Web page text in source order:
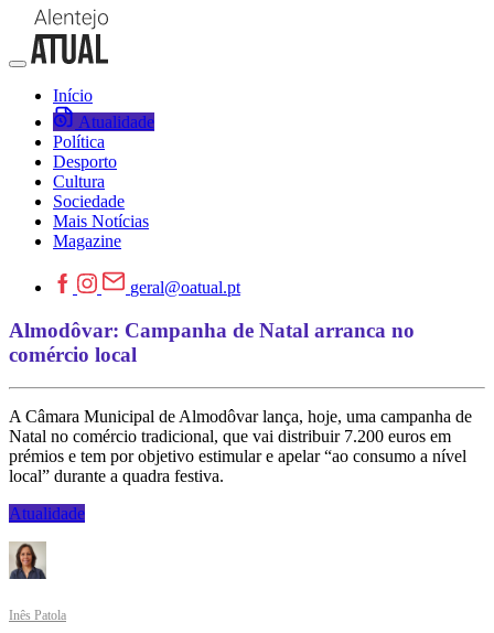
Início
Atualidade
Política
Desporto
Cultura
Sociedade
Mais Notícias
Magazine
geral@oatual.pt
Almodôvar: Campanha de Natal arranca no
comércio local
A Câmara Municipal de Almodôvar lança, hoje, uma campanha de
Natal no comércio tradicional, que vai distribuir 7.200 euros em
prémios e tem por objetivo estimular e apelar “ao consumo a nível
local” durante a quadra festiva.
Atualidade
Inês Patola